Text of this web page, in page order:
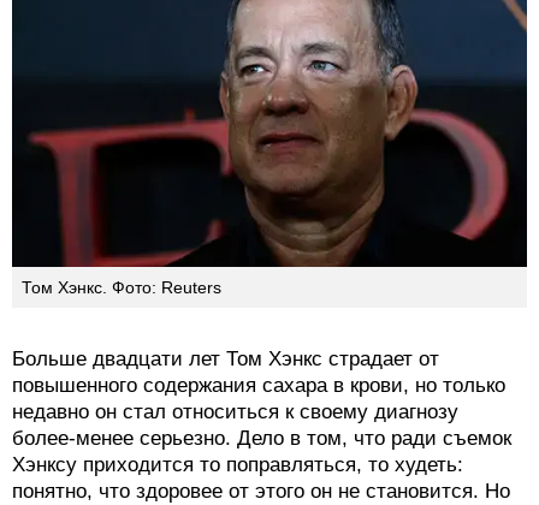
Том Хэнкс. Фото: Reuters
Больше двадцати лет Том Хэнкс страдает от
повышенного содержания сахара в крови, но только
недавно он стал относиться к своему диагнозу
более-менее серьезно. Дело в том, что ради съемок
Хэнксу приходится то поправляться, то худеть:
понятно, что здоровее от этого он не становится. Но